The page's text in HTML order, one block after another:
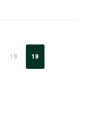
18 19